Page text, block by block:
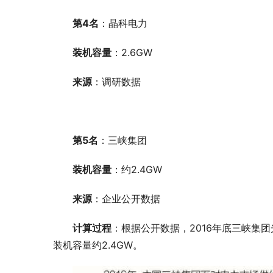
第4名 ：晶科电力
装机容量 ：2.6GW
来源：调研数据
第5名 ：三峡集团
装机容量 ：约2.4GW
来源：企业公开数据
计算过程 ：根据公开数据，2016年底三峡集
装机容量约2.4GW。